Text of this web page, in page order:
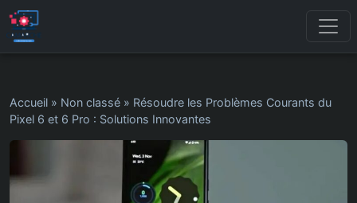
Accueil » Non classé » Résoudre les Problèmes Courants du
Pixel 6 et 6 Pro : Solutions Innovantes